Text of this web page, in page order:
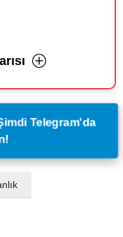
Telegram'da